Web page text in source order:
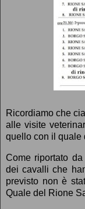
Ricordiamo che
alle visite
quello con il quale
Come riportato
dei cavalli che
previsto non è
Quale del Rione